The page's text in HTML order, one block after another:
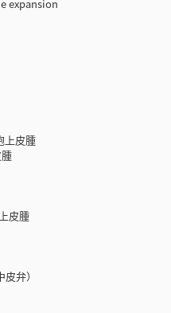
expansion
上皮腫
皮腫
弁）